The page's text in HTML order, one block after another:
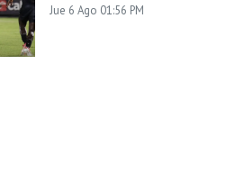
Jue 6 Ago 01:56 PM